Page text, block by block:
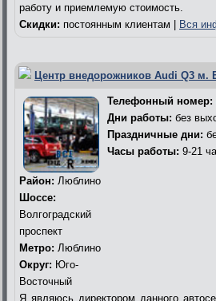
работу и приемлемую стоимость.
Скидки: постоянным клиентам | Вся
Центр внедорожников Audi Q3 м.
Телефонный номер:
Дни работы: без
Праздничные дни:
Часы работы: 9-21
Район: Люблино
Шоссе:
Волгоградский
проспект
Метро: Люблино
Округ: Юго-
Восточный
Я являюсь директором данного